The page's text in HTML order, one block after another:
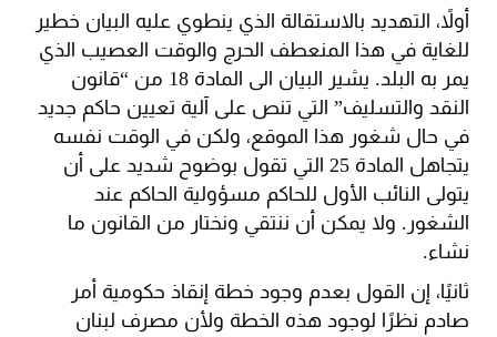
أولاً، التهديد بالاستقالة الذي ينطوي عليه البيان خطير
للغاية في هذا المنعطف الحرج والوقت العصيب الذي
يمر به البلد. يشير البيان الى المادة 18 من “قانون
النقد والتسليف” التي تنص على آلية تعيين حاكم جديد
في حال شغور هذا الموقع، ولكن في الوقت نفسه
يتجاهل المادة 25 التي تقول بوضوح شديد على أن
يتولى النائب الأول للحاكم مسؤولية الحاكم عند
الشغور. ولا يمكن أن ننتقي ونختار من القانون ما
نشاء.
ثانيًا، إن القول بعدم وجود خطة إنقاذ حكومية أمر
صادم نظرًا لوجود هذه الخطة ولأن مصرف لبنان